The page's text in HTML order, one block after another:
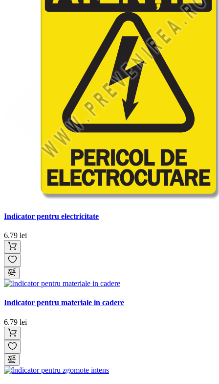
Indicator pentru electricitate
6.79 lei
Indicator pentru materiale in cadere
6.79 lei